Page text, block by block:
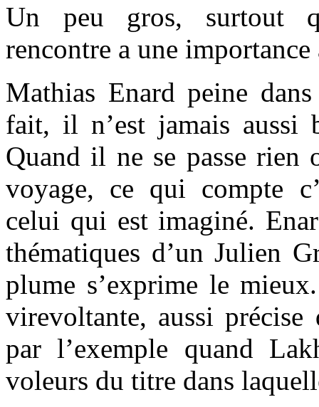
Un peu gros, surtout
rencontre a une
Mathias Enard peine
fait, il n’est jamais aussi
Quand il ne se passe rien
voyage, ce qui compte
celui qui est imaginé.
thématiques d’un Julien
plume s’exprime le
virevoltante, aussi
par l’exemple quand
voleurs du titre dans